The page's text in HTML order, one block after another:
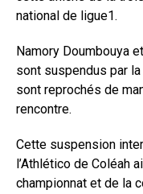
national de ligue1.
Namory Doumbouya
sont suspendus par la
sont reprochés de
rencontre.
Cette suspension
l’Athlético de Coléah
championnat et de la